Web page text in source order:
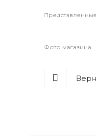
Фото магазина